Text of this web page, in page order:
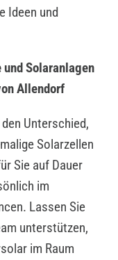
Ideen und
Solaranlagen
Allendorf
Unterschied,
Solarzellen
Sie auf Dauer
im
Lassen Sie
unterstützen,
im Raum